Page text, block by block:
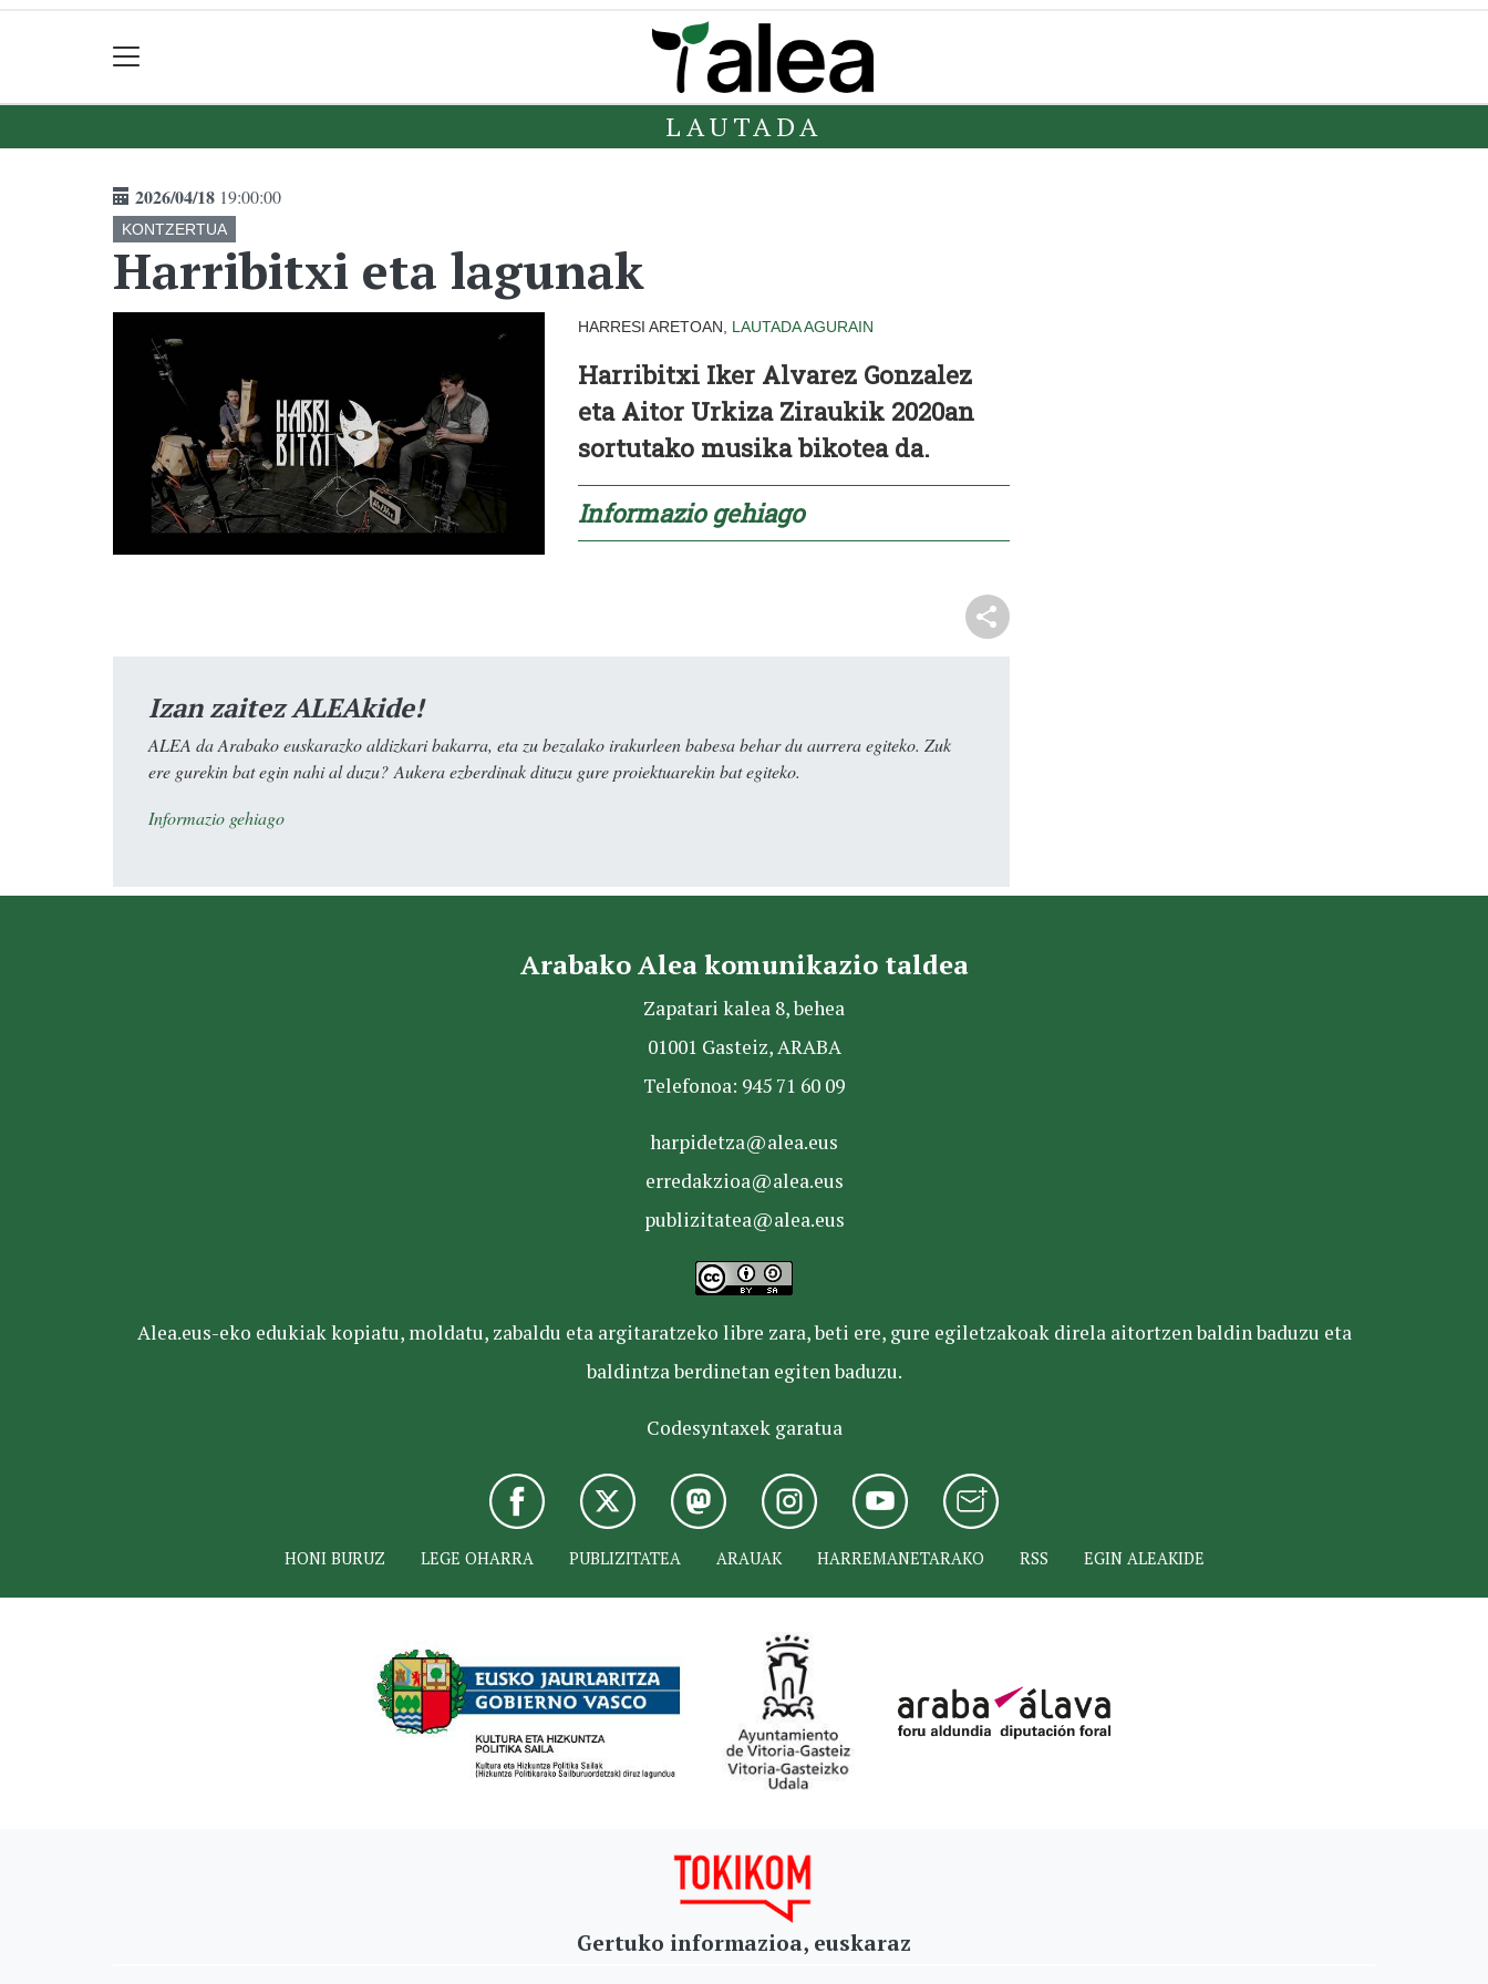
LAUTADA
2026/04/18 19:00:00
KONTZERTUA
Harribitxi eta lagunak
HARRESI ARETOAN, LAUTADAAGURAIN
Harribitxi Iker Alvarez Gonzalez
eta Aitor Urkiza Ziraukik 2020an
sortutako musika bikotea da.
Informazio gehiago
Izan zaitez ALEAkide!
ALEA da Arabako euskarazko aldizkari bakarra, eta zu bezalako irakurleen babesa behar du aurrera egiteko. Zuk
ere gurekin bat egin nahi al duzu? Aukera ezberdinak dituzu gure proiektuarekin bat egiteko.
Informazio gehiago
Arabako Alea komunikazio taldea
Zapatari kalea 8, behea
01001 Gasteiz, ARABA
Telefonoa: 945 71 60 09
harpidetza@alea.eus
erredakzioa@alea.eus
publizitatea@alea.eus
Alea.eus-eko edukiak kopiatu, moldatu, zabaldu eta argitaratzeko libre zara, beti ere, gure egiletzakoak direla aitortzen baldin baduzu eta
baldintza berdinetan egiten baduzu.
Codesyntaxek garatua
HONI BURUZ LEGE OHARRA PUBLIZITATEA ARAUAK HARREMANETARAKO RSS EGIN ALEAKIDE
Gertuko informazioa, euskaraz